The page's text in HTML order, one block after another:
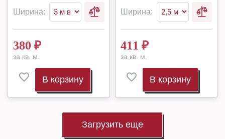
Ширина:
380 ₽
за кв. м.
В корзину
Ширина:
411 ₽
за кв. м.
В корзину
Загрузить еще